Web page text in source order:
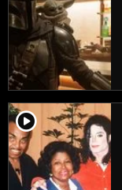
player2